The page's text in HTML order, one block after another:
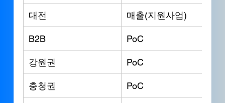
대전 매출(지원사업)
B2B PoC
강원권 PoC
충청권 PoC